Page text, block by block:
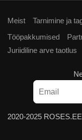
Meist Tarnimine ja
Tööpakkumised
Juriidiline arve taotlus
2020-2025 ROSES.EE